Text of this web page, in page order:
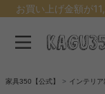
お買い上げ金額が
家具350【公式】 インテリア